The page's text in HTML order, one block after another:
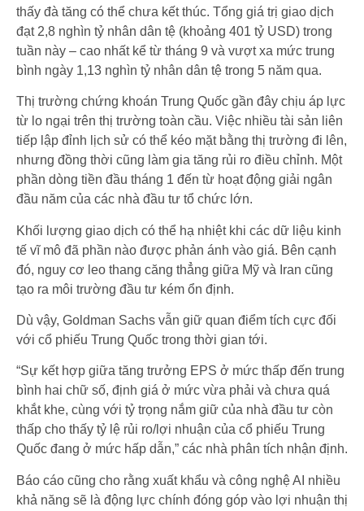
thấy đà tăng có thể chưa kết thúc. Tổng giá trị giao dịch
đạt 2,8 nghìn tỷ nhân dân tệ (khoảng 401 tỷ USD) trong
tuần này – cao nhất kể từ tháng 9 và vượt xa mức trung
bình ngày 1,13 nghìn tỷ nhân dân tệ trong 5 năm qua.
Thị trường chứng khoán Trung Quốc gần đây chịu áp lực
từ lo ngại trên thị trường toàn cầu. Việc nhiều tài sản liên
tiếp lập đỉnh lịch sử có thể kéo mặt bằng thị trường đi lên,
nhưng đồng thời cũng làm gia tăng rủi ro điều chỉnh. Một
phần dòng tiền đầu tháng 1 đến từ hoạt động giải ngân
đầu năm của các nhà đầu tư tổ chức lớn.
Khối lượng giao dịch có thể hạ nhiệt khi các dữ liệu kinh
tế vĩ mô đã phần nào được phản ánh vào giá. Bên cạnh
đó, nguy cơ leo thang căng thẳng giữa Mỹ và Iran cũng
tạo ra môi trường đầu tư kém ổn định.
Dù vậy, Goldman Sachs vẫn giữ quan điểm tích cực đối
với cổ phiếu Trung Quốc trong thời gian tới.
“Sự kết hợp giữa tăng trưởng EPS ở mức thấp đến trung
bình hai chữ số, định giá ở mức vừa phải và chưa quá
khắt khe, cùng với tỷ trọng nắm giữ của nhà đầu tư còn
thấp cho thấy tỷ lệ rủi ro/lợi nhuận của cổ phiếu Trung
Quốc đang ở mức hấp dẫn,” các nhà phân tích nhận định.
Báo cáo cũng cho rằng xuất khẩu và công nghệ AI nhiều
khả năng sẽ là động lực chính đóng góp vào lợi nhuận thị